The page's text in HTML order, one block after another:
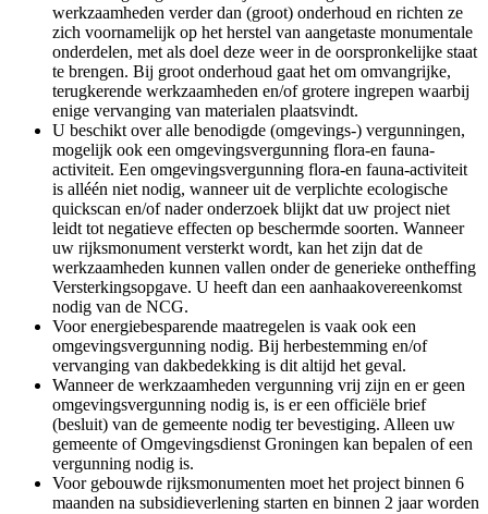
werkzaamheden verder dan (groot) onderhoud en richten ze
zich voornamelijk op het herstel van aangetaste monumentale
onderdelen, met als doel deze weer in de oorspronkelijke staat
te brengen. Bij groot onderhoud gaat het om omvangrijke,
terugkerende werkzaamheden en/of grotere ingrepen waarbij
enige vervanging van materialen plaatsvindt.
U beschikt over alle benodigde (omgevings-) vergunningen,
mogelijk ook een omgevingsvergunning flora-en fauna-
activiteit. Een omgevingsvergunning flora-en fauna-activiteit
is alléén niet nodig, wanneer uit de verplichte ecologische
quickscan en/of nader onderzoek blijkt dat uw project niet
leidt tot negatieve effecten op beschermde soorten. Wanneer
uw rijksmonument versterkt wordt, kan het zijn dat de
werkzaamheden kunnen vallen onder de generieke ontheffing
Versterkingsopgave. U heeft dan een aanhaakovereenkomst
nodig van de NCG.
Voor energiebesparende maatregelen is vaak ook een
omgevingsvergunning nodig. Bij herbestemming en/of
vervanging van dakbedekking is dit altijd het geval.
Wanneer de werkzaamheden vergunning vrij zijn en er geen
omgevingsvergunning nodig is, is er een officiële brief
(besluit) van de gemeente nodig ter bevestiging. Alleen uw
gemeente of Omgevingsdienst Groningen kan bepalen of een
vergunning nodig is.
Voor gebouwde rijksmonumenten moet het project binnen 6
maanden na subsidieverlening starten en binnen 2 jaar worden